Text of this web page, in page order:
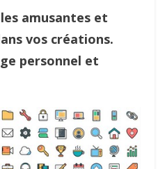
amusantes et
vos créations.
personnel et